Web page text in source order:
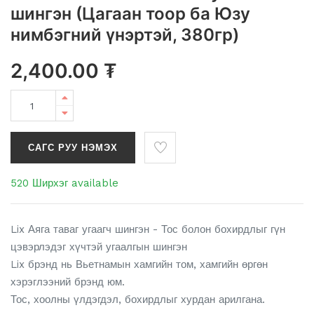
шингэн (Цагаан тоор ба Юзу
нимбэгний үнэртэй, 380гр)
2,400.00 ₮
САГС РУУ НЭМЭХ
520 Ширхэг available
Lix Аяга таваг угаагч шингэн - Тос болон бохирдлыг гүн
цэвэрлэдэг хүчтэй угаалгын шингэн
Lix брэнд нь Вьетнамын хамгийн том, хамгийн өргөн
хэрэглээний брэнд юм.
Тос, хоолны үлдэгдэл, бохирдлыг хурдан арилгана.